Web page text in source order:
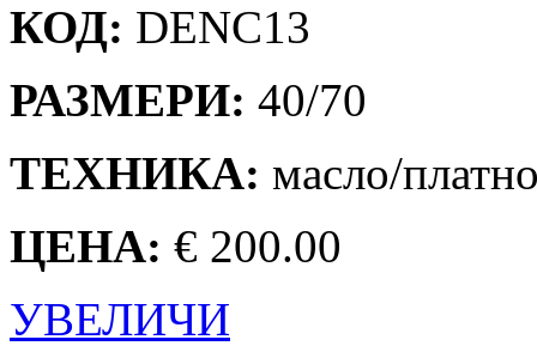
КОД: DENC13
РАЗМЕРИ: 40/70
ТЕХНИКА: масло/
ЦЕНА: € 200.00
УВЕЛИЧИ